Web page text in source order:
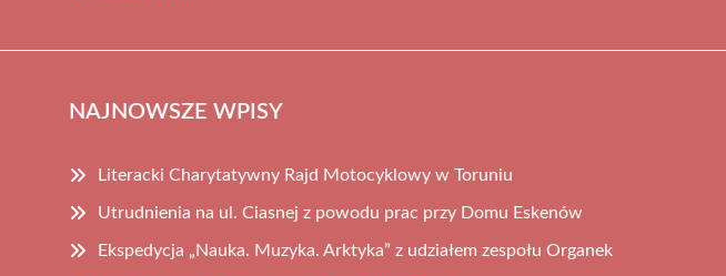
NAJNOWSZE WPISY
Literacki Charytatywny Rajd Motocyklowy w Toruniu
Utrudnienia na ul. Ciasnej z powodu prac przy Domu Eskenów
Ekspedycja „Nauka. Muzyka. Arktyka” z udziałem zespołu Organek